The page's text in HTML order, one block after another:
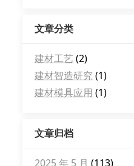
文章分类
建材工艺(2)
建材智造研究 (1)
建材模具应用 (1)
文章归档
2025 年 5 月 (113)